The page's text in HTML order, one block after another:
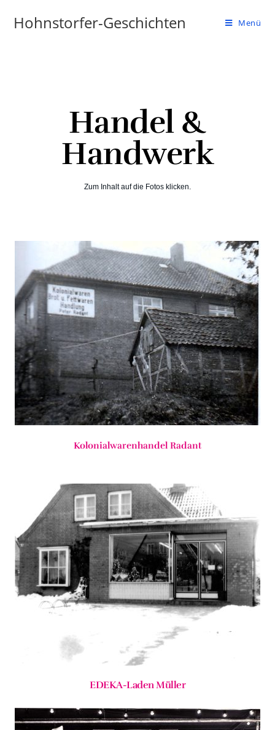
Hohnstorfer-Geschichten Menü
Handel &
Handwerk
Zum Inhalt auf die Fotos klicken.
Kolonialwarenhandel Radant
EDEKA-Laden Müller